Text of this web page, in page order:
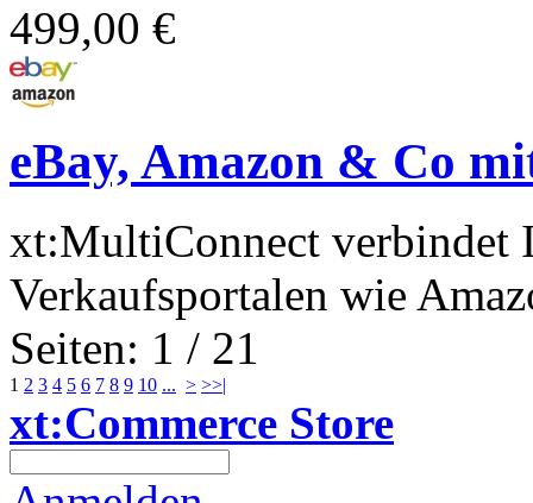
499,00 €
eBay, Amazon & Co
xt:MultiConnect verbindet
Verkaufsportalen wie
Seiten: 1 / 21
1 2 3 4 5 6 7 8 9 10 ... > >>|
xt:Commerce Store